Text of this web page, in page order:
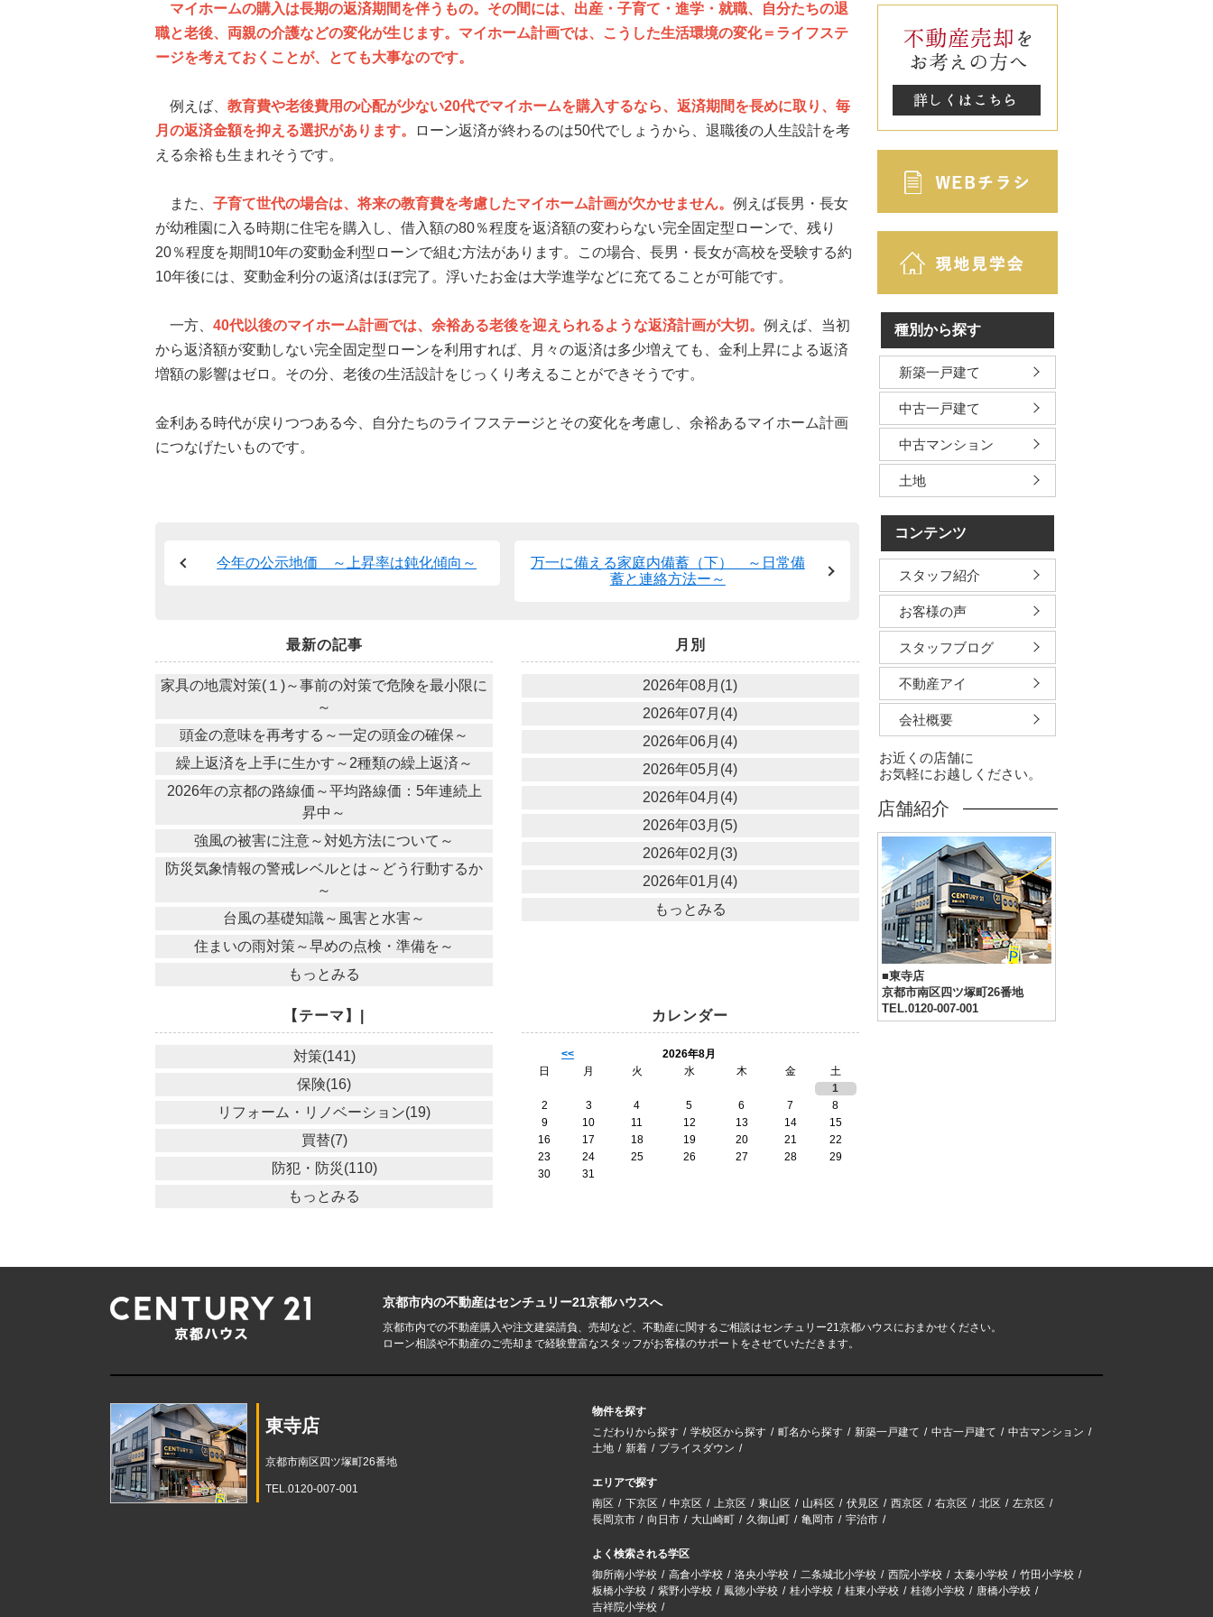
マイホームの購入は長期の返済期間を伴うもの。その間には、出産・子育て・進学・就職、自分たちの退
職と老後、両親の介護などの変化が生じます。マイホーム計画では、こうした生活環境の変化＝ライフステ
ージを考えておくことが、とても大事なのです。
例えば、 教育費や老後費用の心配が少ない20代でマイホームを購入するなら、返済期間を長めに取り、毎
月の返済金額を抑える選択があります。
ローン返済が終わるのは50代でしょうから、退職後の人生設計を考
える余裕も生まれそうです。
また、 子育て世代の場合は、将来の教育費を考慮したマイホーム計画が欠かせません。 例えば長男・長女
が幼稚園に入る時期に住宅を購入し、借入額の80％程度を返済額の変わらない完全固定型ローンで、残り
20％程度を期間10年の変動金利型ローンで組む方法があります。この場合、長男・長女が高校を受験する約
10年後には、変動金利分の返済はほぼ完了。浮いたお金は大学進学などに充てることが可能です。
一方、 40代以後のマイホーム計画では、余裕ある老後を迎えられるような返済計画が大切。 例えば、当初
から返済額が変動しない完全固定型ローンを利用すれば、月々の返済は多少増えても、金利上昇による返済
増額の影響はゼロ。その分、老後の生活設計をじっくり考えることができそうです。
金利ある時代が戻りつつある今、自分たちのライフステージとその変化を考慮し、余裕あるマイホーム計画
につなげたいものです。
今年の公示地価 ～上昇率は鈍化傾向～
万一に備える家庭内備蓄（下） ～日常備
蓄と連絡方法ー～
最新の記事
家具の地震対策(１)～事前の対策で危険を最小限に
～
頭金の意味を再考する～一定の頭金の確保～
繰上返済を上手に生かす～2種類の繰上返済～
2026年の京都の路線価～平均路線価：5年連続上
昇中～
強風の被害に注意～対処方法について～
防災気象情報の警戒レベルとは～どう行動するか
～
台風の基礎知識～風害と水害～
住まいの雨対策～早めの点検・準備を～
もっとみる
月別
2026年08月(1)
2026年07月(4)
2026年06月(4)
2026年05月(4)
2026年04月(4)
2026年03月(5)
2026年02月(3)
2026年01月(4)
もっとみる
【テーマ】|
対策(141)
保険(16)
リフォーム・リノベーション(19)
買替(7)
防犯・防災(110)
もっとみる
カレンダー
<<
2026年8月
日
月 火 水 木 金
土
1
2
3 4 5 6 7
8
9
10 11 12 13 14
15
16
17 18 19 20 21
22
23
24 25 26 27 28
29
30
31
種別から探す
新築一戸建て
中古一戸建て
中古マンション
土地
コンテンツ
スタッフ紹介
お客様の声
スタッフブログ
不動産アイ
会社概要
お近くの店舗に
お気軽にお越しください。
店舗紹介
■東寺店
京都市南区四ツ塚町26番地
TEL.0120-007-001
京都市内の不動産はセンチュリー21京都ハウスへ
京都市内での不動産購入や注文建築請負、売却など、不動産に関するご相談はセンチュリー21京都ハウスにおまかせください。
ローン相談や不動産のご売却まで経験豊富なスタッフがお客様のサポートをさせていただきます。
東寺店
京都市南区四ツ塚町26番地
TEL.0120-007-001
物件を探す
こだわりから探す
学校区から探す 町名から探す 新築一戸建て 中古一戸建て
中古マンション
土地
新着 プライスダウン
エリアで探す
南区
下京区 中京区 上京区 東山区 山科区 伏見区 西京区 右京区 北区
左京区
長岡京市
向日市 大山崎町 久御山町 亀岡市 宇治市
よく検索される学区
御所南小学校
高倉小学校 洛央小学校 二条城北小学校 西院小学校 太秦小学校
竹田小学校
板橋小学校
紫野小学校 鳳徳小学校 桂小学校 桂東小学校 桂徳小学校
唐橋小学校
吉祥院小学校